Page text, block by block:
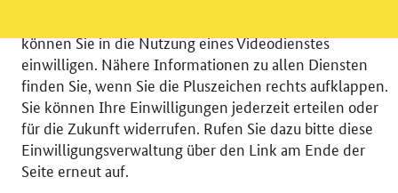
© 2026 Bundesministerium für Wirtschaft und Energie
RSS
Benutzerhinweise
Inhaltsverzeichnis
Impressum
Barrierefreiheit
können Sie in die Nutzung eines Videodienstes
einwilligen. Nähere Informationen zu allen Diensten
finden Sie, wenn Sie die Pluszeichen rechts aufklappen.
Sie können Ihre Einwilligungen jederzeit erteilen oder
für die Zukunft widerrufen. Rufen Sie dazu bitte diese
Einwilligungsverwaltung über den Link am Ende der
Seite erneut auf.